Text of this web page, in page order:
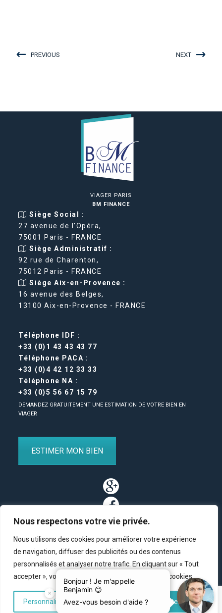
Nous respectons votre vie privée.
Nous utilisons des cookies pour améliorer votre expérience
de navigation, diffuser des publicités ou des contenus
personnalisés et analyser notre trafic. En cliquant sur « Tout
accepter », vous consentez à notre utilisation des cookies.
Personnaliser Tout rejeter Accepter tout
PREVIOUS NEXT
VIAGER PARIS
BM FINANCE
Siège Social :
27 avenue de l'Opéra,
75001 Paris - FRANCE
Siège Administratif :
92 rue de Charenton,
75012 Paris - FRANCE
Siège Aix-en-Provence :
16 avenue des Belges,
13100 Aix-en-Provence - FRANCE
Téléphone IDF :
+33 (0)1 43 43 43 77
Téléphone PACA :
+33 (0)4 42 12 33 33
Téléphone NA :
+33 (0)5 56 67 15 79
DEMANDEZ GRATUITEMENT UNE ESTIMATION DE VOTRE BIEN EN
VIAGER
ESTIMER MON BIEN
Partenaires Contact
© Copyright 2011-2020 BM Finance, tous droits réservés.